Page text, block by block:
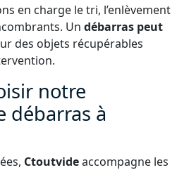
en charge le tri, l’enlèvement
Un débarras peut
des objets récupérables
notre
débarras à
Ctoutvideaccompagne les